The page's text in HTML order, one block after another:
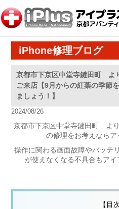
iPhone修理ブログ
京都市下京区中堂寺鍵田町 よ
ご来店【9月からの紅葉の季節
ましょう！】
2024/08/26
京都市下京区中堂寺鍵田町 よ
の修理をお考えならア
操作に関わる画面故障やバッテ
が使えなくなる不具合もアイ
【目